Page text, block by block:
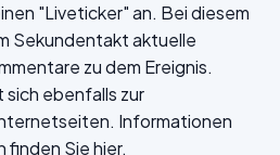
"Liveticker" an. Bei diesem
Sekundentakt aktuelle
zu dem Ereignis.
ebenfalls zur
Informationen
finden Siehier.